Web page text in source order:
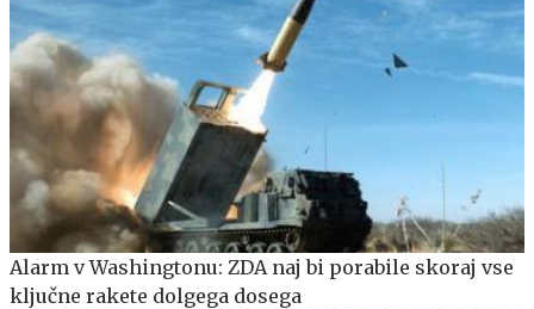
Alarm v Washingtonu: ZDA naj bi porabile skoraj vse
ključne rakete dolgega dosega